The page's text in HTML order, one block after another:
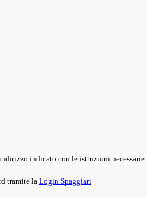
indicato con le istruzioni necessarie.
tramite la Login Spaggiari